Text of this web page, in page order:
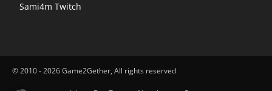
Sami4m Twitch
© 2010 - 2026 Game2Gether, All rights reserved